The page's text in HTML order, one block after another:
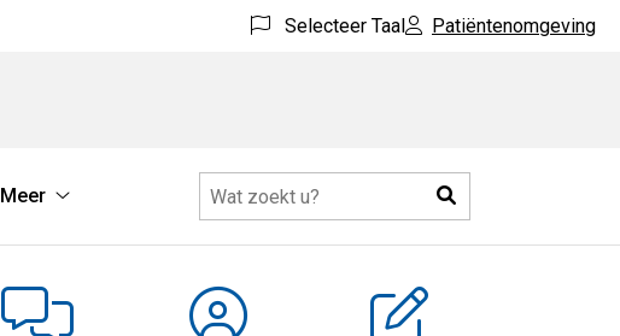
Selecteer Taal Patiëntenomgeving
Meer
submenu
Zoeken